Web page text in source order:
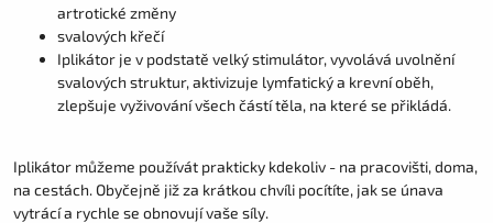
artrotické změny
svalových křečí
Iplikátor je v podstatě velký stimulátor, vyvolává uvolnění
svalových struktur, aktivizuje lymfatický a krevní oběh,
zlepšuje vyživování všech částí těla, na které se přikládá.
Iplikátor můžeme používát prakticky kdekoliv - na pracovišti, doma,
na cestách. Obyčejně již za krátkou chvíli pocítíte, jak se únava
vytrácí a rychle se obnovují vaše síly.